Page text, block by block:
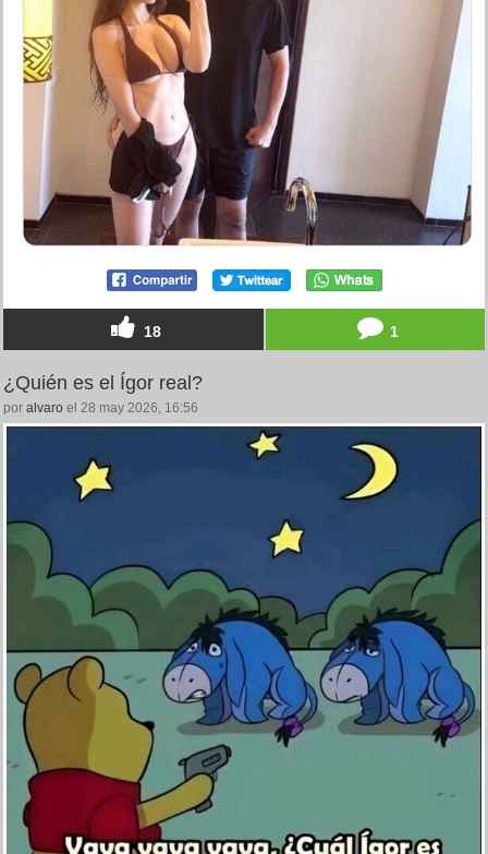
18 1
¿Quién es el Ígor real?
por alvaro el 28 may 2026, 16:56